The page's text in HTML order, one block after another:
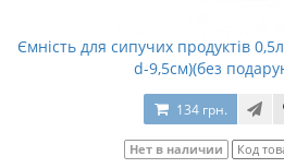
Ємність для сипучих продуктів
d-9,5см)(без
134 грн.
Нет в наличии Код